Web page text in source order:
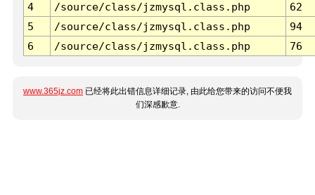
4
/source/class/jzmysql.class.php
62
5
/source/class/jzmysql.class.php
94
6
/source/class/jzmysql.class.php 76
www.365jz.com 已经将此出错信息详细记录, 由此给您带来的访问不便我
们深感歉意.